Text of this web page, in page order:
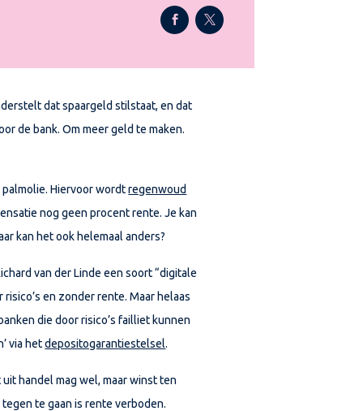
dat spaargeld stilstaat, en dat
de bank. Om meer geld te maken.
Hiervoor wordtregenwoud
nog geen procent rente. Je kan
kan het ook helemaal anders?
van der Linde een soort “digitale
en zonder rente. Maar helaas
die door risico’s failliet kunnen
via hetdepositogarantiestelsel.
uit handel mag wel, maar winst ten
te gaan is rente verboden.